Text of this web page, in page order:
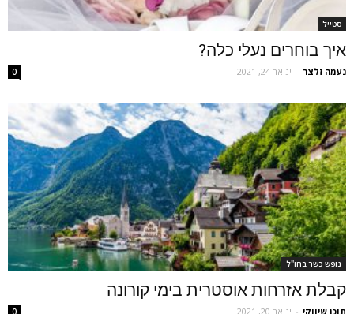
סטייל
איך בוחרים נעלי כלה?
נעמה זלצר - ינואר 24, 2021 0
נופש כשר בחו"ל
קבלת אזרחות אוסטרית בימי קורונה
תוכן שיווקי - ינואר 20, 2021 0